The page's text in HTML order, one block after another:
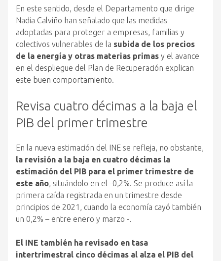
En este sentido, desde el Departamento que dirige
Nadia Calviño han señalado que las medidas
adoptadas para proteger a empresas, familias y
colectivos vulnerables de la subida de los precios
de la energía y otras materias primas y el avance
en el despliegue del Plan de Recuperación explican
este buen comportamiento.
Revisa cuatro décimas a la baja el
PIB del primer trimestre
En la nueva estimación del INE se refleja, no obstante,
la revisión a la baja en cuatro décimas la
estimación del PIB para el primer trimestre de
este año, situándolo en el -0,2%. Se produce así la
primera caída registrada en un trimestre desde
principios de 2021, cuando la economía cayó también
un 0,2% – entre enero y marzo -.
El INE también ha revisado en tasa
intertrimestral cinco décimas al alza el PIB del